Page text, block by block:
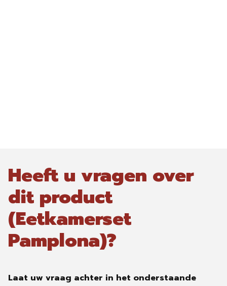
Heeft u vragen over
dit product
(Eetkamerset
Pamplona)?
Laat uw vraag achter in het onderstaande